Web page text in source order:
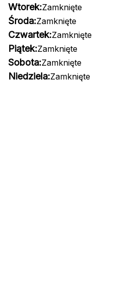
Wtorek:Zamknięte
Środa:Zamknięte
Czwartek:Zamknięte
Piątek:Zamknięte
Sobota:Zamknięte
Niedziela:Zamknięte